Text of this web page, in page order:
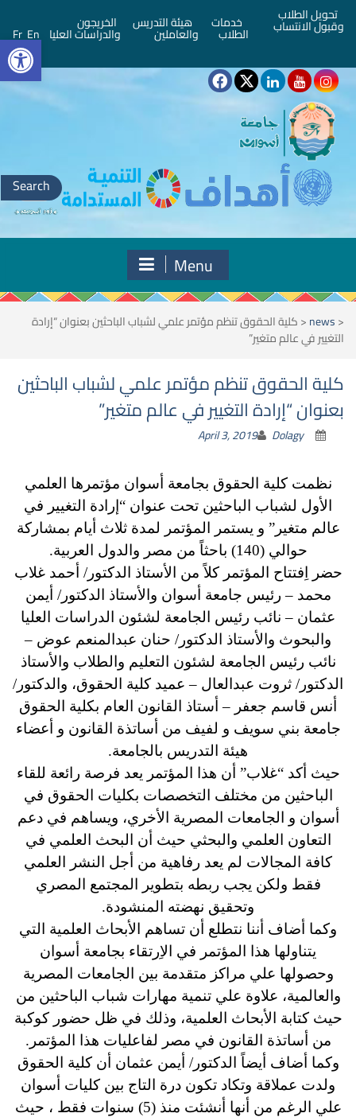
تحويل الطلاب
وقبول الانتساب خدمات
الطلاب
هيئة التدريس
والعاملين
الخريجون
والدراسات العليا En
Fr
Search
for:
Menu
<
news
<كلية الحقوق تنظم مؤتمر علمي لشباب الباحثين بعنوان “إرادة
التغيير في عالم متغير”
كلية الحقوق تنظم مؤتمر علمي لشباب الباحثين
بعنوان “إرادة التغيير في عالم متغير”
April 3, 2019 Dolagy
نظمت كلية الحقوق بجامعة أسوان مؤتمرها العلمي
الأول لشباب الباحثين تحت عنوان “إرادة التغيير في
عالم متغير” و يستمر المؤتمر لمدة ثلاث أيام بمشاركة
حوالي (140) باحثاً من مصر والدول العربية.
حضر اِفتتاح المؤتمر كلاً من الأستاذ الدكتور/ أحمد غلاب
محمد – رئيس جامعة أسوان والأستاذ الدكتور/ أيمن
عثمان – نائب رئيس الجامعة لشئون الدراسات العليا
والبحوث والأستاذ الدكتور/ حنان عبدالمنعم عوض –
نائب رئيس الجامعة لشئون التعليم والطلاب والأستاذ
الدكتور/ ثروت عبدالعال – عميد كلية الحقوق، والدكتور/
أنس قاسم جعفر – أستاذ القانون العام بكلية الحقوق
جامعة بني سويف و لفيف من أساتذة القانون و أعضاء
هيئة التدريس بالجامعة.
حيث أكد “غلاب” أن هذا المؤتمر يعد فرصة رائعة للقاء
الباحثين من مختلف التخصصات بكليات الحقوق في
أسوان و الجامعات المصرية الأخري، ويساهم في دعم
التعاون العلمي والبحثي حيث أن البحث العلمي في
كافة المجالات لم يعد رفاهية من أجل النشر العلمي
فقط ولكن يجب ربطه بتطوير المجتمع المصري
وتحقيق نهضته المنشودة.
وكما أضاف أننا نتطلع أن تساهم الأبحاث العلمية التي
يتناولها هذا المؤتمر في الاِرتقاء بجامعة أسوان
وحصولها علي مراكز متقدمة بين الجامعات المصرية
والعالمية، علاوة علي تنمية مهارات شباب الباحثين من
حيث كتابة الأبحاث العلمية، وذلك في ظل حضور كوكبة
من أساتذة القانون في مصر لفاعليات هذا المؤتمر.
وكما أضاف أيضاً الدكتور/ أيمن عثمان أن كلية الحقوق
ولدت عملاقة وتكاد تكون درة التاج بين كليات أسوان
علي الرغم من أنها أنشئت منذ (5) سنوات فقط ، حيث